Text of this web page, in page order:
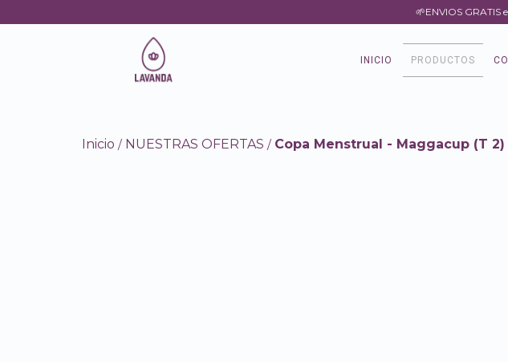
🌱ENVIOS GRATIS
INICIO PRODUCTOS
Inicio / NUESTRAS OFERTAS / Copa Menstrual - Maggacup (T 2)